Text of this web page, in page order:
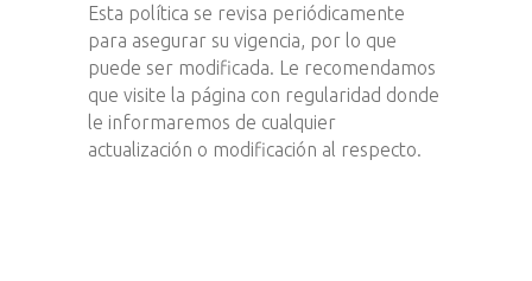
Esta política se revisa periódicamente
para asegurar su vigencia, por lo que
puede ser modificada. Le recomendamos
que visite la página con regularidad donde
le informaremos de cualquier
actualización o modificación al respecto.